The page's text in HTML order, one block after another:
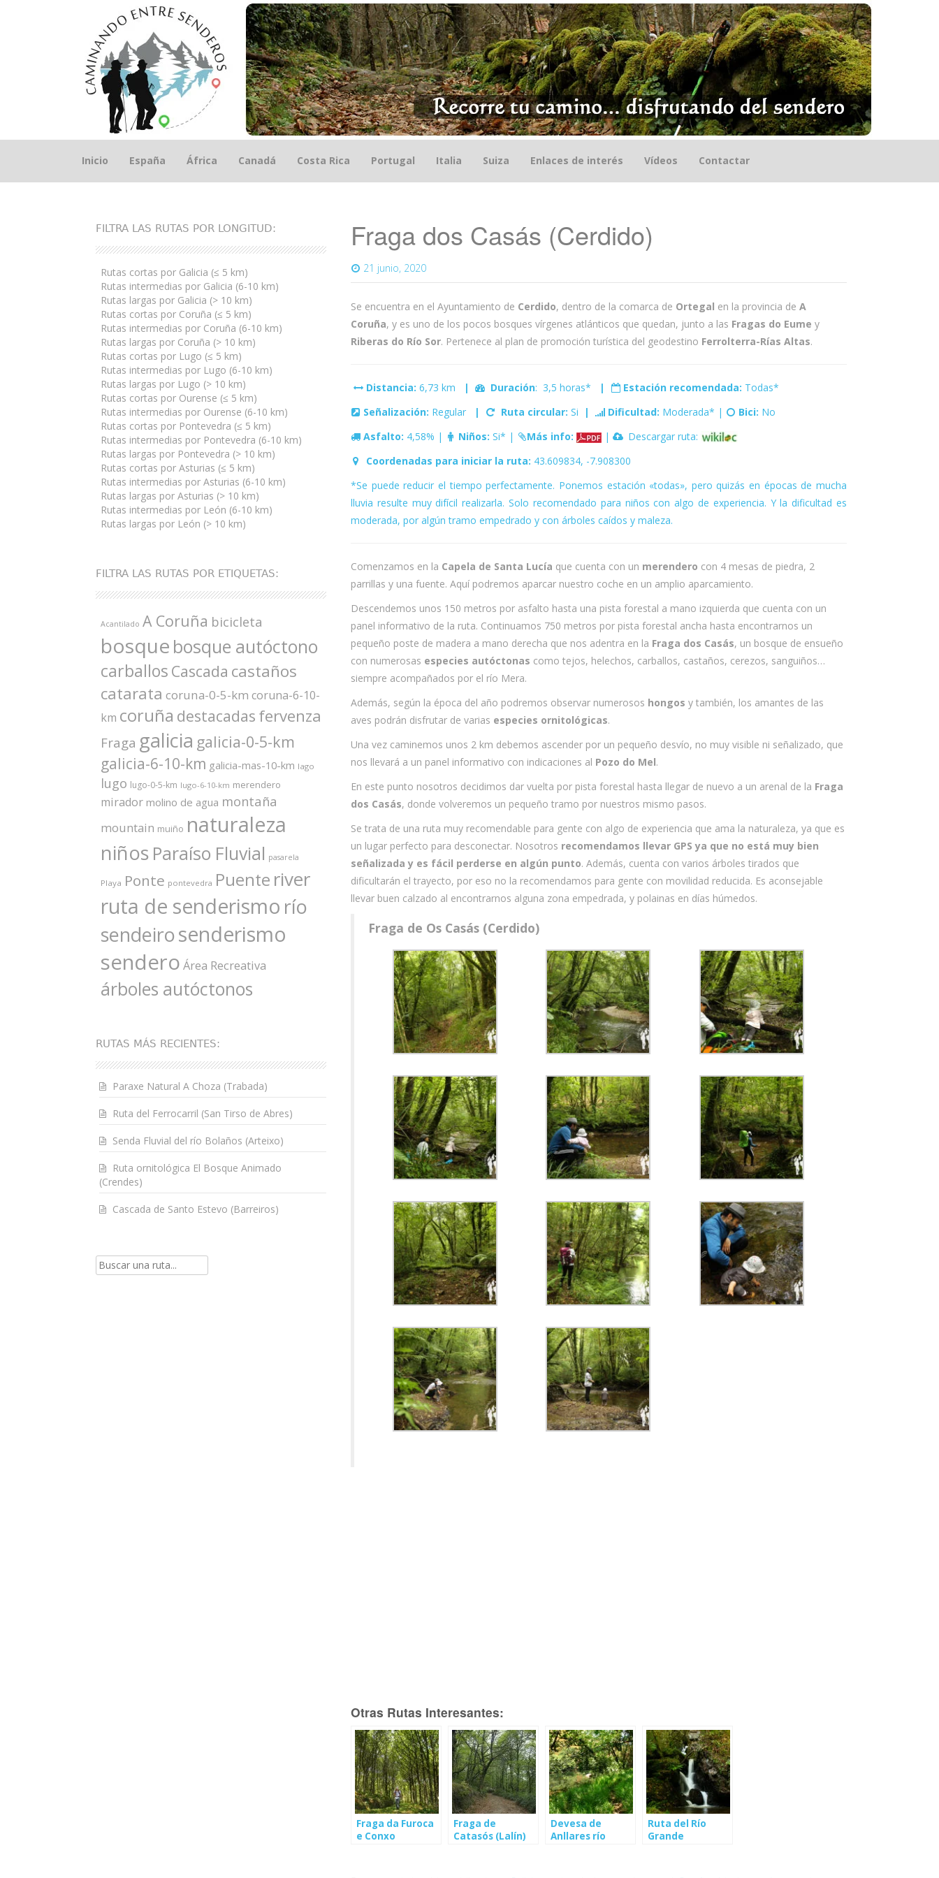
Saltar
Inicio España África Canadá Costa Rica Portugal Italia Suiza Enlaces de interés Vídeos Contactar
Fraga dos Casás (Cerdido)
21 junio, 2020
Se encuentra en el Ayuntamiento de Cerdido, dentro de la comarca de Ortegal en la provincia de A
Coruña, y es uno de los pocos bosques vírgenes atlánticos que quedan, junto a las Fragas do Eume y
Riberas do Río Sor. Pertenece al plan de promoción turística del geodestino Ferrolterra-Rías Altas.
Distancia: 6,73 km | Duración: 3,5 horas* | Estación recomendada: Todas*
Señalización: Regular | Ruta circular: Si | Dificultad: Moderada* | Bici: No
Asfalto: 4,58% | Niños: Si* | Más info: |
Descargar ruta:
Coordenadas para iniciar la ruta: 43.609834, -7.908300
*Se puede reducir el tiempo perfectamente. Ponemos estación «todas», pero quizás en épocas de mucha
lluvia resulte muy difícil realizarla. Solo recomendado para niños con algo de experiencia. Y la dificultad es
moderada, por algún tramo empedrado y con árboles caídos y maleza.
Comenzamos en la Capela de Santa Lucía que cuenta con un merendero con 4 mesas de piedra, 2
parrillas y una fuente. Aquí podremos aparcar nuestro coche en un amplio aparcamiento.
Descendemos unos 150 metros por asfalto hasta una pista forestal a mano izquierda que cuenta con un
panel informativo de la ruta. Continuamos 750 metros por pista forestal ancha hasta encontrarnos un
pequeño poste de madera a mano derecha que nos adentra en la Fraga dos Casás, un bosque de ensueño
con numerosas especies autóctonas como tejos, helechos, carballos, castaños, cerezos, sanguiños…
siempre acompañados por el río Mera.
Además, según la época del año podremos observar numerosos hongos y también, los amantes de las
aves podrán disfrutar de varias especies ornitológicas.
Una vez caminemos unos 2 km debemos ascender por un pequeño desvío, no muy visible ni señalizado, que
nos llevará a un panel informativo con indicaciones al Pozo do Mel.
En este punto nosotros decidimos dar vuelta por pista forestal hasta llegar de nuevo a un arenal de la Fraga
dos Casás, donde volveremos un pequeño tramo por nuestros mismo pasos.
Se trata de una ruta muy recomendable para gente con algo de experiencia que ama la naturaleza, ya que es
un lugar perfecto para desconectar. Nosotros recomendamos llevar GPS ya que no está muy bien
señalizada y es fácil perderse en algún punto. Además, cuenta con varios árboles tirados que
dificultarán el trayecto, por eso no la recomendamos para gente con movilidad reducida. Es aconsejable
llevar buen calzado al encontrarnos alguna zona empedrada, y polainas en días húmedos.
Fraga de Os Casás (Cerdido)
Otras Rutas Interesantes:
Fraga da Furoca
e Conxo
Fraga de
Catasós (Lalín)
Devesa de
Anllares río
Ruta del Río
Grande
FILTRA LAS RUTAS POR LONGITUD:
Rutas cortas por Galicia (≤ 5 km)
Rutas intermedias por Galicia (6-10 km)
Rutas largas por Galicia (> 10 km)
Rutas cortas por Coruña (≤ 5 km)
Rutas intermedias por Coruña (6-10 km)
Rutas largas por Coruña (> 10 km)
Rutas cortas por Lugo (≤ 5 km)
Rutas intermedias por Lugo (6-10 km)
Rutas largas por Lugo (> 10 km)
Rutas cortas por Ourense (≤ 5 km)
Rutas intermedias por Ourense (6-10 km)
Rutas cortas por Pontevedra (≤ 5 km)
Rutas intermedias por Pontevedra (6-10 km)
Rutas largas por Pontevedra (> 10 km)
Rutas cortas por Asturias (≤ 5 km)
Rutas intermedias por Asturias (6-10 km)
Rutas largas por Asturias (> 10 km)
Rutas intermedias por León (6-10 km)
Rutas largas por León (> 10 km)
FILTRA LAS RUTAS POR ETIQUETAS:
Acantilado A Coruña bicicleta
bosque bosque autóctono
carballos Cascada castaños
catarata coruna-0-5-km coruna-6-10-
km coruña destacadas fervenza
Fraga galicia galicia-0-5-km
galicia-6-10-km galicia-mas-10-km lago
lugo lugo-0-5-km lugo-6-10-km merendero
mirador molino de agua montaña
mountain muiño naturaleza
niños Paraíso Fluvial pasarela
Playa Ponte pontevedra Puente river
ruta de senderismo río
sendeirosenderismo
sendero Área Recreativa
árboles autóctonos
RUTAS MÁS RECIENTES:
Paraxe Natural A Choza (Trabada)
Ruta del Ferrocarril (San Tirso de Abres)
Senda Fluvial del río Bolaños (Arteixo)
Ruta ornitológica El Bosque Animado
(Crendes)
Cascada de Santo Estevo (Barreiros)